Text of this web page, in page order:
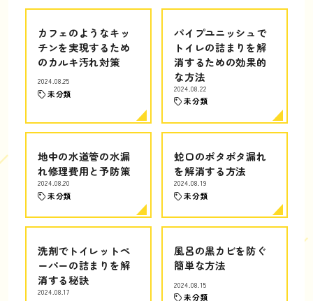
カフェのようなキッ
チンを実現するため
のカルキ汚れ対策
2024.08.25
未分類
パイプユニッシュで
トイレの詰まりを解
消するための効果的
な方法
2024.08.22
未分類
地中の水道管の水漏
れ修理費用と予防策
2024.08.20
未分類
蛇口のポタポタ漏れ
を解消する方法
2024.08.19
未分類
洗剤でトイレットペ
ーパーの詰まりを解
消する秘訣
2024.08.17
風呂の黒カビを防ぐ
簡単な方法
2024.08.15
未分類